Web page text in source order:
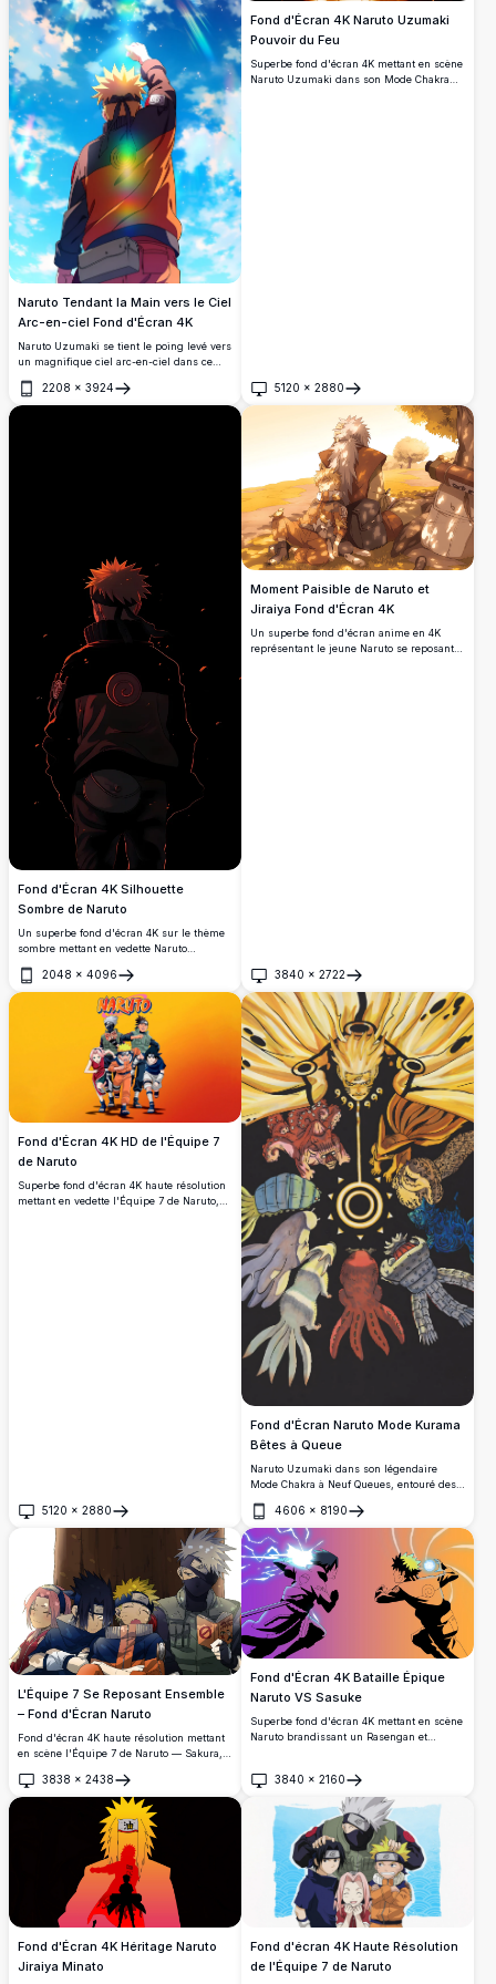
Naruto Tendant la Main vers le Ciel
Arc-en-ciel Fond d'Écran 4K
Naruto Uzumaki se tient le poing levé vers
un magnifique ciel arc-en-ciel dans ce
couleurs vibrantes, des rayons lumineux
éclatants et des nuages dramatiques
2208 × 3924
Ouvrir
Fond d'Écran 4K Naruto Uzumaki
Pouvoir du Feu
Superbe fond d'écran 4K mettant en scène
Naruto Uzumaki dans son Mode Chakra
5120 × 2880
Ouvrir
Fond d'Écran 4K Silhouette
Sombre de Naruto
Un superbe fond d'écran 4K sur le thème
sombre mettant en vedette Naruto
orange profond et rouge. Ses cheveux
hérissés emblématiques et son symbole
en spirale brillent sur un fond noir absolu,
créant un effet cinématographique
2048 × 4096
Ouvrir
Moment Paisible de Naruto et
Jiraiya Fond d'Écran 4K
Un superbe fond d'écran anime en 4K
représentant le jeune Naruto se reposant
3840 × 2722
Ouvrir
Fond d'Écran 4K HD de l'Équipe 7
de Naruto
Superbe fond d'écran 4K haute résolution
mettant en vedette l'Équipe 7 de Naruto,
5120 × 2880
Ouvrir
Fond d'Écran Naruto Mode Kurama
Bêtes à Queue
Naruto Uzumaki dans son légendaire
Mode Chakra à Neuf Queues, entouré des
circulaire époustouflante. Une œuvre d'art
de fan en 4K haute résolution mettant en
vedette une énergie de chakra dorée et des
designs de créatures complexes.
4606 × 8190
Ouvrir
L'Équipe 7 Se Reposant Ensemble
– Fond d'Écran Naruto
Fond d'écran 4K haute résolution mettant
en scène l'Équipe 7 de Naruto — Sakura,
contre un arbre. Kakashi lit son livre
emblématique tandis que les jeunes
ninjas dorment paisiblement dans cette
magnifique œuvre d'art animée richement
3838 × 2438
Ouvrir
Fond d'Écran 4K Bataille Épique
Naruto VS Sasuke
Superbe fond d'écran 4K mettant en scène
Naruto brandissant un Rasengan et
dégradé violet et orange vibrant met en
valeur la rivalité emblématique de la série
animée Naruto.
3840 × 2160
Ouvrir
Fond d'Écran 4K Héritage Naruto
Jiraiya Minato
Fond d'écran 4K Haute Résolution
de l'Équipe 7 de Naruto